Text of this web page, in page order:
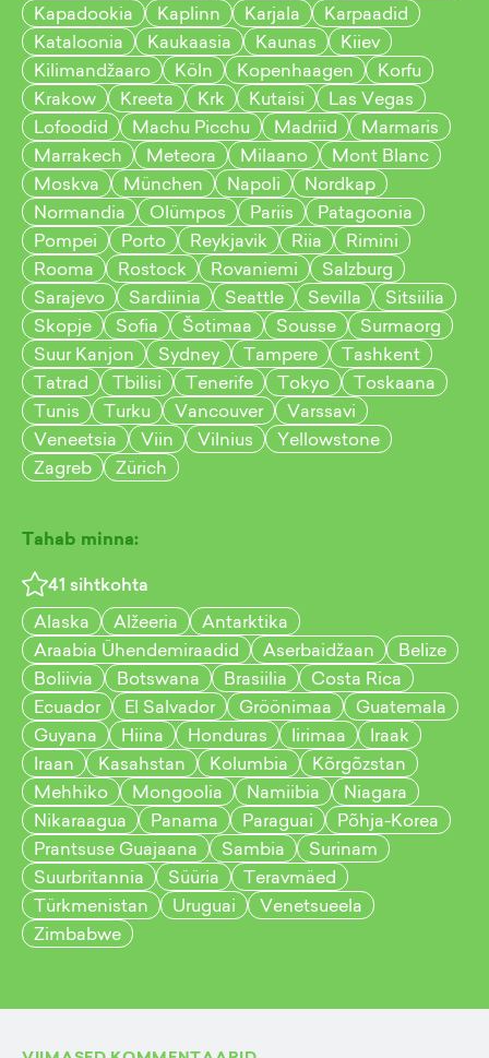
Kapadookia
Kaplinn Karjala
Karpaadid
Kataloonia
Kaukaasia Kaunas
Kiiev
Kilimandžaaro
Köln Kopenhaagen
Korfu
Krakow
Kreeta Krk Kutaisi
Las Vegas
Lofoodid
Machu Picchu Madriid
Marmaris
Marrakech
Meteora Milaano
Mont Blanc
Moskva
München Napoli
Nordkap
Normandia
Olümpos Pariis
Patagoonia
Pompei
Porto Reykjavik Riia
Rimini
Rooma
Rostock Rovaniemi
Salzburg
Sarajevo
Sardiinia Seattle Sevilla
Sitsiilia
Skopje
Sofia Šotimaa Sousse
Surmaorg
Suur Kanjon
Sydney Tampere
Tashkent
Tatrad
Tbilisi Tenerife Tokyo
Toskaana
Tunis
Turku Vancouver
Varssavi
Veneetsia
Viin Vilnius
Yellowstone
Zagreb
Zürich
Tahab minna:
41 sihtkohta
Alaska
Alžeeria
Antarktika
Araabia Ühendemiraadid
Aserbaidžaan
Belize
Boliivia
Botswana Brasiilia
Costa Rica
Ecuador
El Salvador Gröönimaa
Guatemala
Guyana
Hiina Honduras Iirimaa
Iraak
Iraan
Kasahstan Kolumbia
Kõrgõzstan
Mehhiko
Mongoolia Namiibia
Niagara
Nikaraagua
Panama Paraguai
Põhja-Korea
Prantsuse Guajaana
Sambia
Surinam
Suurbritannia
Süüria
Teravmäed
Türkmenistan
Uruguai
Venetsueela
Zimbabwe